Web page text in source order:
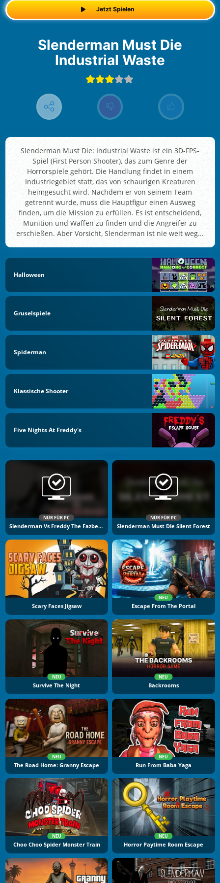
Jetzt Spielen
Slenderman Must Die
Industrial Waste
Slenderman Must Die: Industrial Waste ist ein 3D-FPS-
Spiel (First Person Shooter), das zum Genre der
Horrorspiele gehört. Die Handlung findet in einem
Industriegebiet statt, das von schaurigen Kreaturen
heimgesucht wird. Nachdem er von seinem Team
getrennt wurde, muss die Hauptfigur einen Ausweg
finden, um die Mission zu erfüllen. Es ist entscheidend,
Munition und Waffen zu finden und die Angreifer zu
erschießen. Aber Vorsicht, Slenderman ist nie weit weg...
Halloween
Gruselspiele
Spiderman
Klassische Shooter
Five Nights At Freddy's
NÜR FÜR PC
Slenderman Vs Freddy The Fazbear
NÜR FÜR PC
Slenderman Must Die Silent Forest
Scary Faces Jigsaw
NEU
Escape From The Portal
NEU
Survive The Night
NEU
Backrooms
NEU
The Road Home: Granny Escape
NEU
Run From Baba Yaga
NEU
Choo Choo Spider Monster Train
NEU
Horror Paytime Room Escape